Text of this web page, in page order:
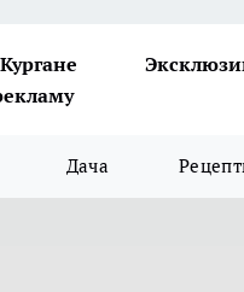
Дача